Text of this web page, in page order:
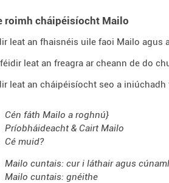
roimh cháipéisíocht Mailo
leat an fhaisnéis uile faoi Mailo agus
leat an freagra ar cheann de do
leat an cháipéisíocht seo a
Cén fáth Mailo a roghnú}
Príobháideacht & Cairt Mailo
Cé muid?
Mailo cuntais: cur i láthair agus
Mailo cuntais: gnéithe